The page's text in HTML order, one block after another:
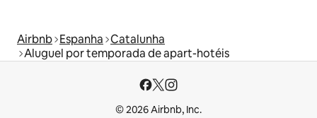
Airbnb Espanha Catalunha
Aluguel por temporada de apart-hotéis
© 2026 Airbnb, Inc.